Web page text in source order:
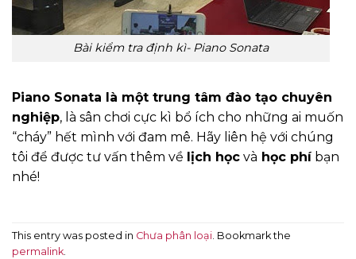
Bài kiểm tra định kì- Piano Sonata
Piano Sonata là một trung tâm đào tạo chuyên
nghiệp, là sân chơi cực kì bổ ích cho những ai muốn
“cháy” hết mình với đam mê. Hãy liên hệ với chúng
tôi để được tư vấn thêm về lịch học và học phíbạn
nhé!
This entry was posted in Chưa phân loại. Bookmark the
permalink.